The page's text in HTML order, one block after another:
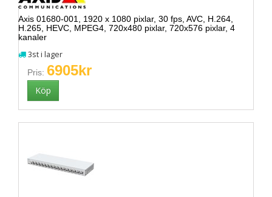
Axis 01680-001, 1920 x 1080 pixlar, 30 fps, AVC, H.264,
H.265, HEVC, MPEG4, 720x480 pixlar, 720x576 pixlar, 4
kanaler
3st i lager
Pris: 6905kr